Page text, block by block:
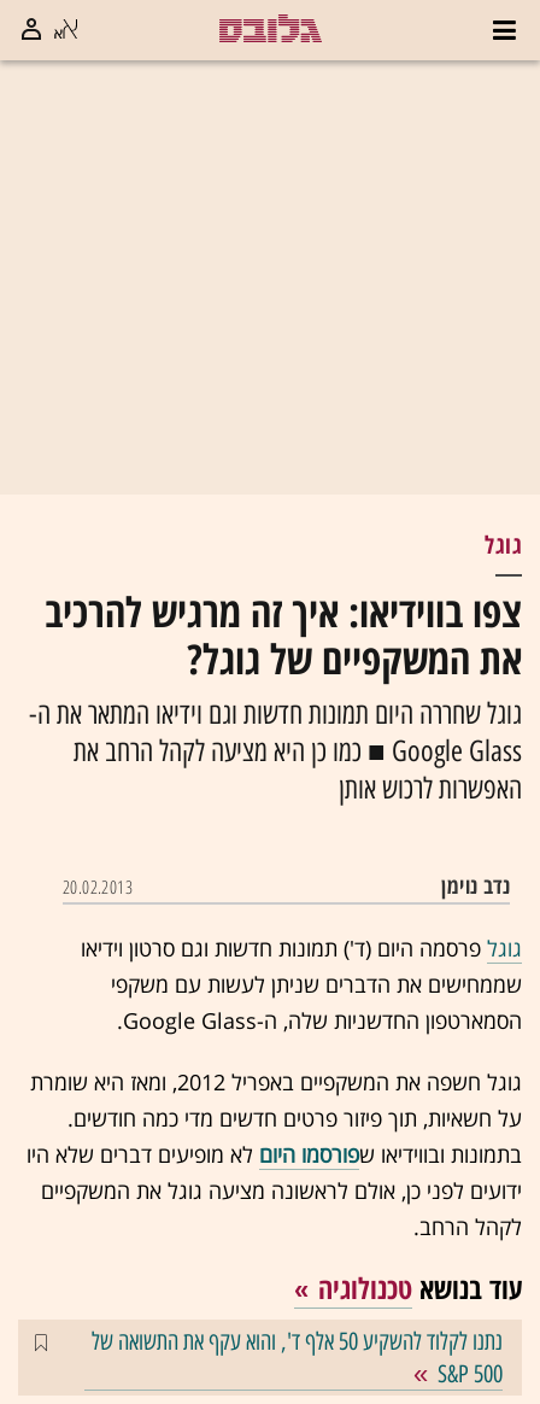
גוגל
צפו בווידיאו: איך זה מרגיש להרכיב
את המשקפיים של גוגל?
גוגל שחררה היום תמונות חדשות וגם וידיאו המתאר את ה-
Google Glass ■ כמו כן היא מציעה לקהל הרחב את
האפשרות לרכוש אותן
נדב נוימן 20.02.2013
גוגל פרסמה היום (ד') תמונות חדשות וגם סרטון וידיאו
שממחישים את הדברים שניתן לעשות עם משקפי
הסמארטפון החדשניות שלה, ה-Google Glass.
גוגל חשפה את המשקפיים באפריל 2012, ומאז היא שומרת
על חשאיות, תוך פיזור פרטים חדשים מדי כמה חודשים.
בתמונות ובווידיאו שפורסמו היום לא מופיעים דברים שלא היו
ידועים לפני כן, אולם לראשונה מציעה גוגל את המשקפיים
לקהל הרחב.
עוד בנושא טכנולוגיה
נתנו לקלוד להשקיע 50 אלף ד', והוא עקף את התשואה של
S&P 500